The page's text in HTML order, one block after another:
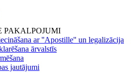
PAKALPOJUMI
ar ''Apostille'' un legalizācija
ārvalstīs
jautājumi